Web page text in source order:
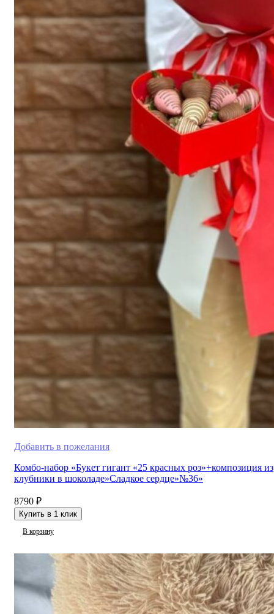
Добавить в пожелания
Комбо-набор «Букет гигант «25 красных роз»+композиция из
клубники в шоколаде»Сладкое сердце»№36»
8790 ₽
Купить в 1 клик
В корзину